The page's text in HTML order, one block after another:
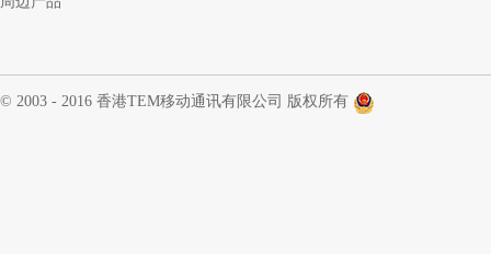
© 2003 - 2016 香港TEM移动通讯有限公司 版权所有